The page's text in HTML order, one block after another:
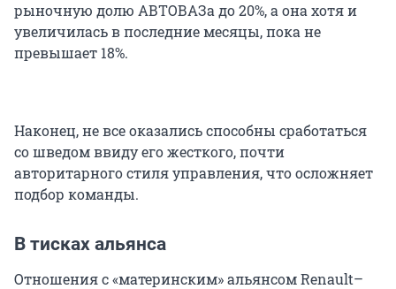
рыночную долю АВТОВАЗа до 20%, а она хотя и
увеличилась в последние месяцы, пока не
превышает 18%.
Наконец, не все оказались способны сработаться
со шведом ввиду его жесткого, почти
авторитарного стиля управления, что осложняет
подбор команды.
В тисках альянса
Отношения с «материнским» альянсом Renault–